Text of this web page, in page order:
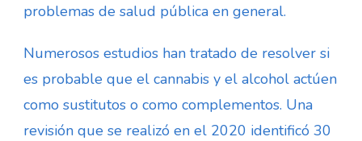
problemas de salud pública en general.
Numerosos estudios han tratado de resolver si
es probable que el cannabis y el alcohol actúen
como sustitutos o como complementos. Una
revisión que se realizó en el 2020 identificó 30